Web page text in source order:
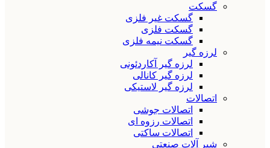
گسکت
گسکت غیر فلزی
گسکت فلزی
گسکت نیمه فلزی
لرزه گیر
لرزه گیر آکاردئونی
لرزه گیر کانالی
لرزه گیر لاستیکی
اتصالات
اتصالات جوشی
اتصالات رزوه ای
اتصالات ساکتی
شیر آلات صنعتی